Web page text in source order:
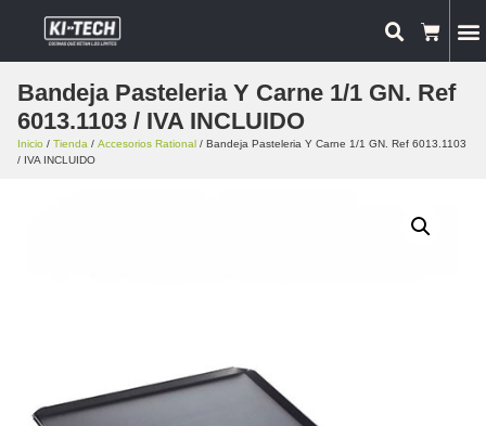
Bandeja Pasteleria Y Carne 1/1 GN. Ref
6013.1103 / IVA INCLUIDO
Inicio / Tienda / Accesorios Rational / Bandeja Pasteleria Y Carne 1/1 GN. Ref 6013.1103
/ IVA INCLUIDO